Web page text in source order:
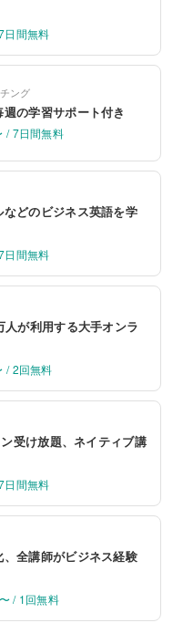
日間無料
ング
の学習サポート付き
/ 7日間無料
どのビジネス英語を学
日間無料
人が利用する大手オンラ
/ 2回無料
受け放題、ネイティブ講
日間無料
、全講師がビジネス経験
/ 1回無料